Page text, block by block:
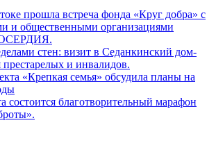
прошла встреча фонда «Круг добра» с
и общественными организациями
стен: визит в Седанкинский дом-
престарелых и инвалидов.
«Крепкая семья» обсудила планы на
состоится благотворительный марафон